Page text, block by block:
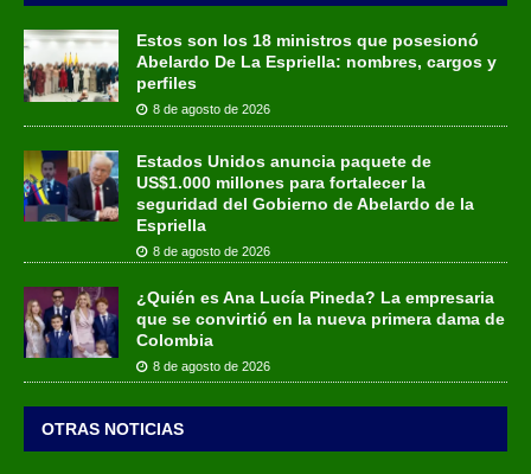
Estos son los 18 ministros que posesionó
Abelardo De La Espriella: nombres, cargos y
perfiles
8 de agosto de 2026
Estados Unidos anuncia paquete de
US$1.000 millones para fortalecer la
seguridad del Gobierno de Abelardo de la
Espriella
8 de agosto de 2026
¿Quién es Ana Lucía Pineda? La empresaria
que se convirtió en la nueva primera dama de
Colombia
8 de agosto de 2026
OTRAS NOTICIAS